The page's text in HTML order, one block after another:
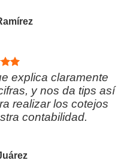
explica claramente
y nos da tips así
realizar los cotejos
contabilidad.